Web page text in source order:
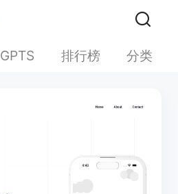
GPTS 排行榜 分类